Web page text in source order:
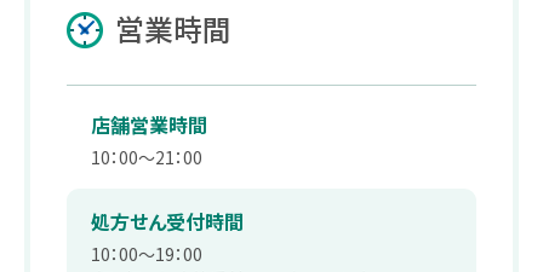
処方せん受付
電子お薬手帳アプリ
在宅訪問管理指導
補聴器
ごあいさつ
会社概要
会社沿革
事業内容
新卒採用サイト
（薬剤師職・総合職）
キャリア採用 正社員
薬剤師職
薬剤師
スギヤマカード
公式アプリ
営業時間
店舗営業時間
10：00～21：00
処方せん受付時間
10：00～19：00